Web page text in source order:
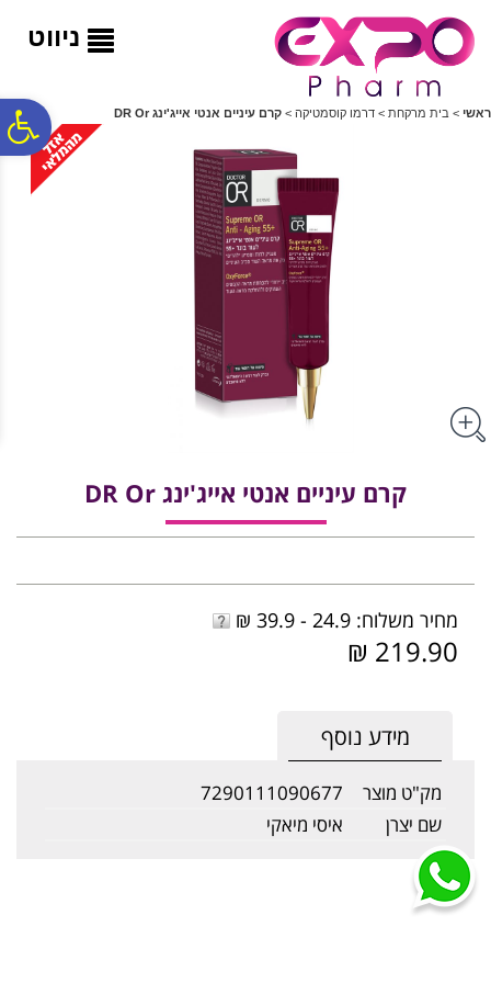
ניווט
ראשי > בית מרקחת > דרמו קוסמטיקה > קרם עיניים אנטי אייג'ינג DR Or
קרם עיניים אנטי אייג'ינג DR Or
מחיר משלוח: 24.9 - 39.9 ₪
219.90 ₪
מידע נוסף
מק"ט מוצר
7290111090677
שם יצרן
איסי מיאקי